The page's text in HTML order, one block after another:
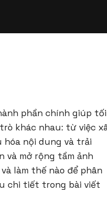
phần chính giúp tối
khác nhau: từ việc
hóa nội dung và trải
và mở rộng tầm ảnh
làm thế nào để phân
chi tiết trong bài viết